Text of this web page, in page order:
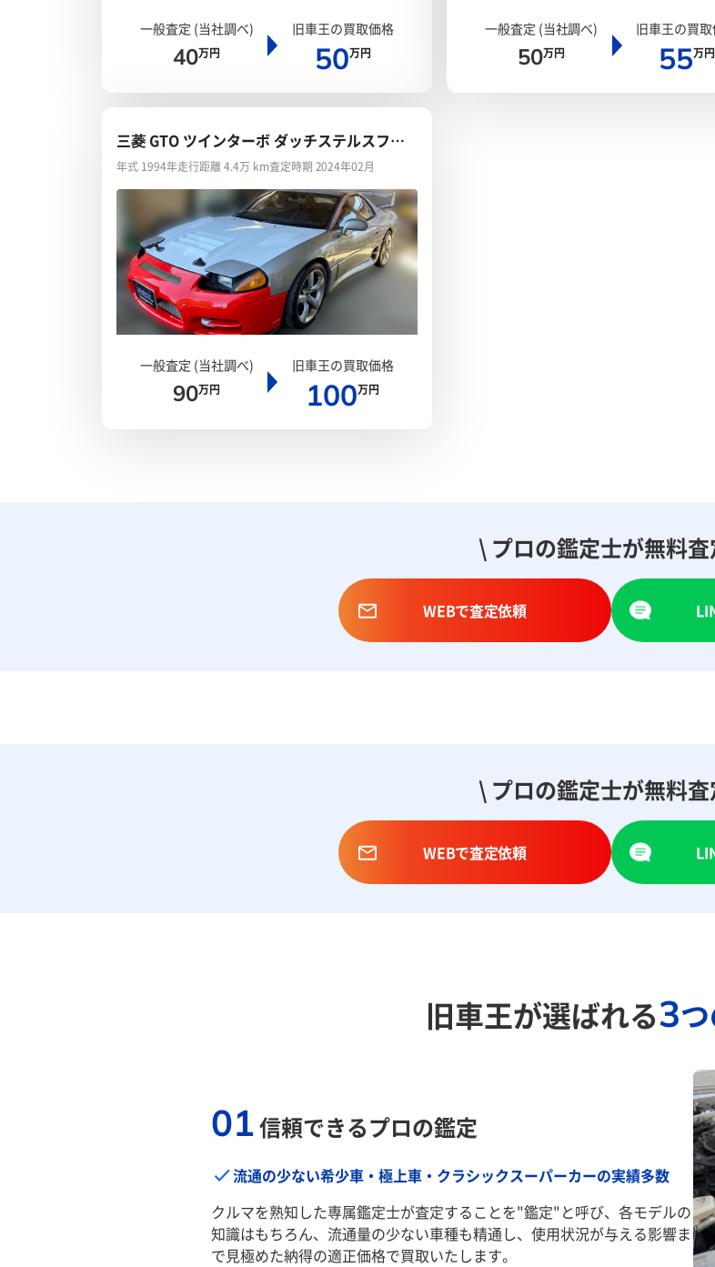
一般査定 (当社調べ)
40万円
旧車王の買取価格
50万円
一般査定 (当社調べ)
50万円
旧車王の買
55万円
三菱 GTO ツインターボ ダッチステルスフェ
イス
年式 1994年走行距離 4.4万 km査定時期 2024年02月
一般査定 (当社調べ)
90万円
旧車王の買取価格
100万円
\ プロの鑑定士が無料
WEBで査定依頼
\ プロの鑑定士が無料
WEBで査定依頼
旧車王が選ばれる3
01信頼できるプロの鑑定
流通の少ない希少車・極上車・クラシックスーパーカーの実績多数
クルマを熟知した専属鑑定士が査定することを"鑑定"と呼び、各モデルの
知識はもちろん、流通量の少ない車種も精通し、使用状況が与える影響ま
で見極めた納得の適正価格で買取いたします。